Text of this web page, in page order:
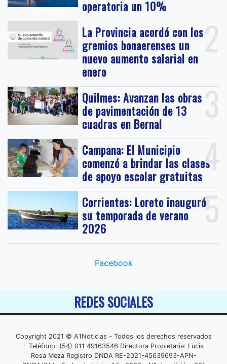
operatoria un 10%
2
La Provincia acordó con los
gremios bonaerenses un
nuevo aumento salarial en
enero
3
Quilmes: Avanzan las obras
de pavimentación de 13
cuadras en Bernal
4
Campana: El Municipio
comenzó a brindar las clases
de apoyo escolar gratuitas
5
Corrientes: Loreto inauguró
su temporada de verano
2026
Facebook
REDES SOCIALES
Copyright 2021 © A1Noticias - Todos los derechos reservados
- Teléfono: (54) 011 49163546 Directora Propietaria: Lucia
Rosa Meza Registro DNDA RE-2021-45639693-APN-